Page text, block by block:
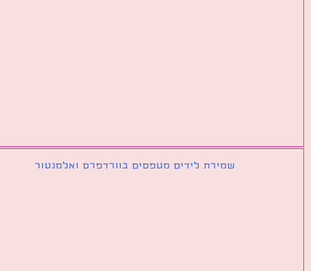
שמירת לידים מטפסים בוורדפרס ואלמנטור